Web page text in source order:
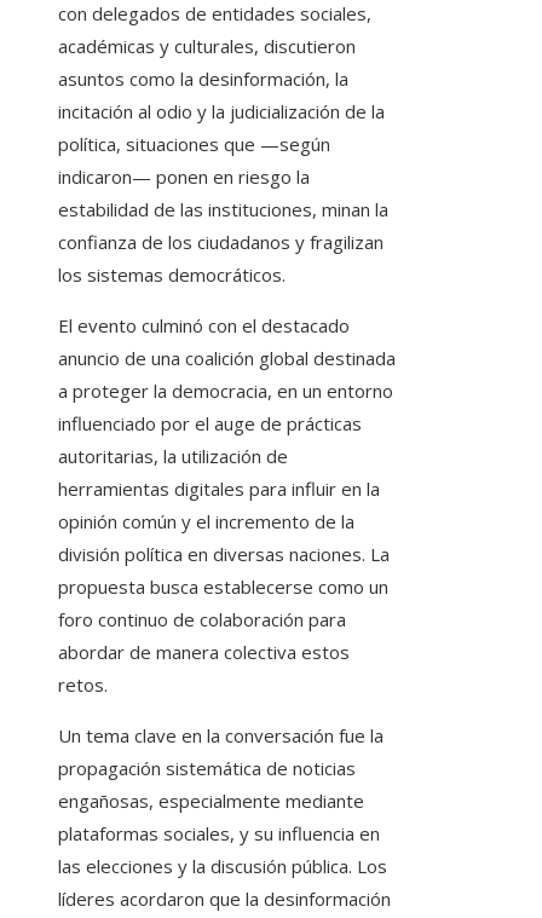
con delegados de entidades sociales,
académicas y culturales, discutieron
asuntos como la desinformación, la
incitación al odio y la judicialización de la
política, situaciones que —según
indicaron— ponen en riesgo la
estabilidad de las instituciones, minan la
confianza de los ciudadanos y fragilizan
los sistemas democráticos.
El evento culminó con el destacado
anuncio de una coalición global destinada
a proteger la democracia, en un entorno
influenciado por el auge de prácticas
autoritarias, la utilización de
herramientas digitales para influir en la
opinión común y el incremento de la
división política en diversas naciones. La
propuesta busca establecerse como un
foro continuo de colaboración para
abordar de manera colectiva estos
retos.
Un tema clave en la conversación fue la
propagación sistemática de noticias
engañosas, especialmente mediante
plataformas sociales, y su influencia en
las elecciones y la discusión pública. Los
líderes acordaron que la desinformación